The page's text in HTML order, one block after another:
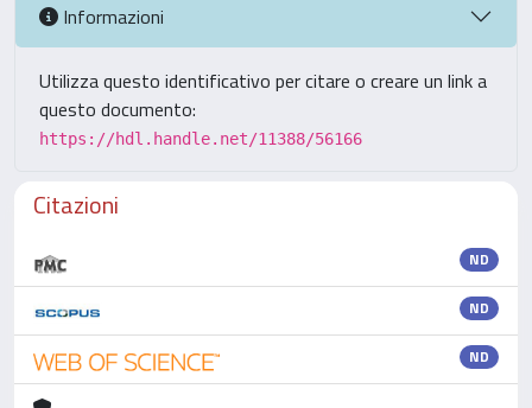
Informazioni
Utilizza questo identificativo per citare o creare un link a
questo documento:
https://hdl.handle.net/11388/56166
Citazioni
ND
ND
ND